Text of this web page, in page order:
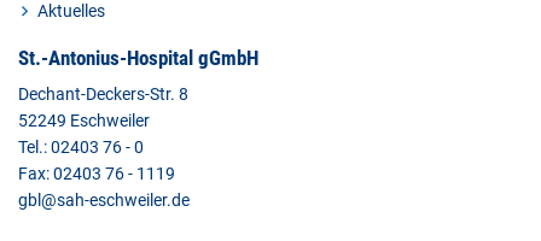
Aktuelles
St.-Antonius-Hospital gGmbH
Dechant-Deckers-Str. 8
52249 Eschweiler
Tel.: 02403 76 - 0
Fax: 02403 76 - 1119
gbl@sah-eschweiler.de